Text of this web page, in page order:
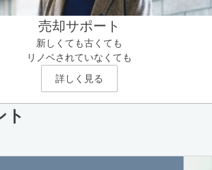
売却サポート
新しくても古くても
リノベされていなくても
詳しく見る
ト